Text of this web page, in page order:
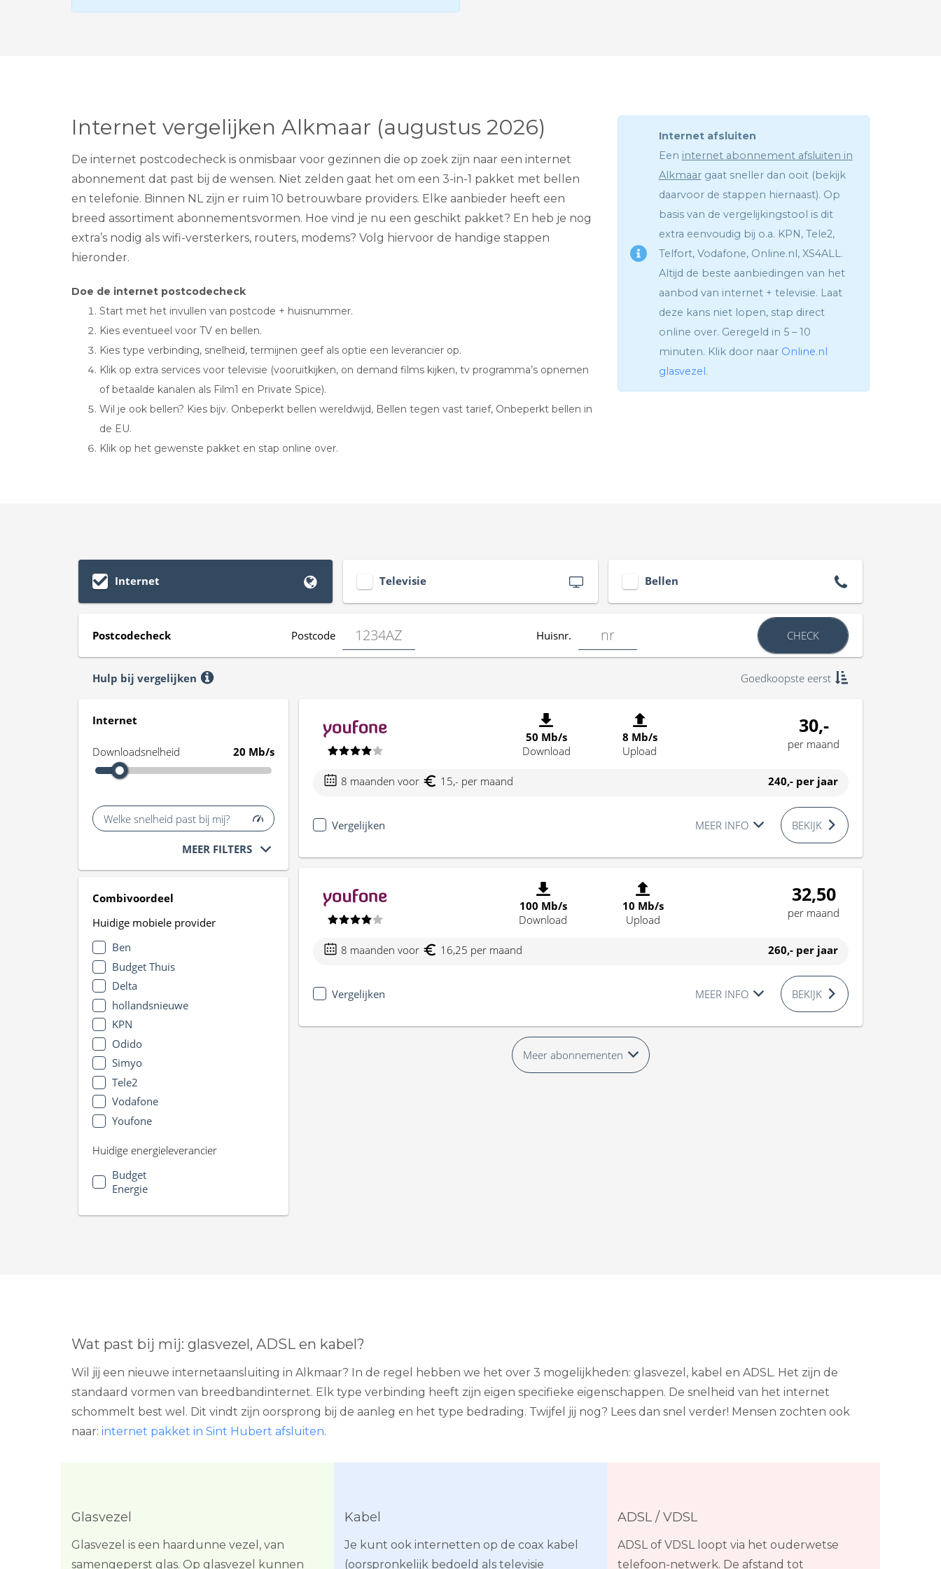
L
Internet vergelijken Alkmaar (augustus 2026)
De internet postcodecheck is onmisbaar voor gezinnen die op zoek zijn naar een internet
abonnement dat past bij de wensen. Niet zelden gaat het om een 3-in-1 pakket met bellen
en telefonie. Binnen NL zijn er ruim 10 betrouwbare providers. Elke aanbieder heeft een
breed assortiment abonnementsvormen. Hoe vind je nu een geschikt pakket? En heb je nog
extra’s nodig als wifi-versterkers, routers, modems? Volg hiervoor de handige stappen
hieronder.
Doe de internet postcodecheck
Start met het invullen van postcode + huisnummer.
Kies eventueel voor TV en bellen.
Kies type verbinding, snelheid, termijnen geef als optie een leverancier op.
Klik op extra services voor televisie (vooruitkijken, on demand films kijken, tv programma’s opnemen
of betaalde kanalen als Film1 en Private Spice).
Wil je ook bellen? Kies bijv. Onbeperkt bellen wereldwijd, Bellen tegen vast tarief, Onbeperkt bellen in
de EU.
Klik op het gewenste pakket en stap online over.
Internet afsluiten
Een internet abonnement afsluiten in
Alkmaargaat sneller dan ooit (bekijk
daarvoor de stappen hiernaast). Op
basis van de vergelijkingstool is dit
extra eenvoudig bij o.a. KPN, Tele2,
Telfort, Vodafone, Online.nl, XS4ALL.
Altijd de beste aanbiedingen van het
aanbod van internet + televisie. Laat
deze kans niet lopen, stap direct
online over. Geregeld in 5 – 10
minuten. Klik door naar Online.nl
glasvezel.
Internet Televisie Bellen
Postcodecheck Postcode Huisnr. CHECK
Hulp bij vergelijken Goedkoopste eerst
Internet
Downloadsnelheid 20 Mb/s
Welke snelheid past bij mij?
MEER FILTERS
Combivoordeel
Huidige mobiele provider
Ben
Budget Thuis
Delta
hollandsnieuwe
KPN
Odido
Simyo
Tele2
Vodafone
Youfone
Huidige energieleverancier
Budget
Energie
50 Mb/s
Download
8 Mb/s
Upload
30,-
per maand
8 maanden voor 15,- per maand 240,- per jaar
Vergelijken MEER INFO BEKIJK
100 Mb/s
Download
10 Mb/s
Upload
32,50
per maand
8 maanden voor 16,25 per maand 260,- per jaar
Vergelijken MEER INFO BEKIJK
Meer abonnementen
Wat past bij mij: glasvezel, ADSL en kabel?
Wil jij een nieuwe internetaansluiting in Alkmaar? In de regel hebben we het over 3 mogelijkheden: glasvezel, kabel en ADSL. Het zijn de
standaard vormen van breedbandinternet. Elk type verbinding heeft zijn eigen specifieke eigenschappen. De snelheid van het internet
schommelt best wel. Dit vindt zijn oorsprong bij de aanleg en het type bedrading. Twijfel jij nog? Lees dan snel verder! Mensen zochten ook
naar: internet pakket in Sint Hubert afsluiten.
Glasvezel
Glasvezel is een haardunne vezel, van
samengeperst glas. Op glasvezel kunnen
Kabel
Je kunt ook internetten op de coax kabel
(oorspronkelijk bedoeld als televisie
ADSL / VDSL
ADSL of VDSL loopt via het ouderwetse
telefoon-netwerk. De afstand tot